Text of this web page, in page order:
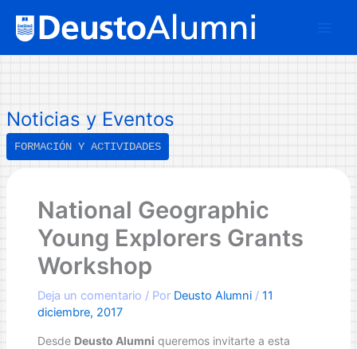
u
s
c
a
r
Noticias y Eventos
FORMACIÓN Y ACTIVIDADES
National Geographic
Young Explorers Grants
Workshop
Deja un comentario / Por Deusto Alumni / 11
diciembre, 2017
Desde Deusto Alumni queremos invitarte a esta